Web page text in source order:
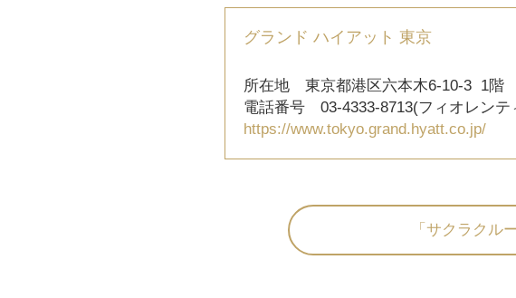
グランド ハイアット 東京
所在地 東京都港区六本木6-10-3 1階
電話番号 03-4333-8713(フィオレンテ
https://www.tokyo.grand.hyatt.co.jp/​
「サクラクル